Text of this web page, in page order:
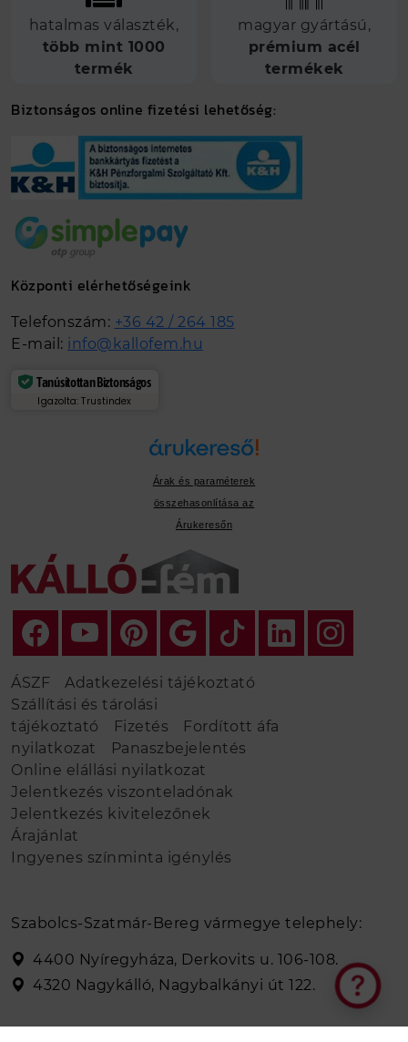
hatalmas választék,
több mint 1000
termék
magyar gyártású,
prémium acél
termékek
Biztonságos online fizetési lehetőség:
Központi elérhetőségeink
Telefonszám: +36 42 / 264 185
E-mail: info@kallofem.hu
Tanúsítottan Biztonságos
Igazolta: Trustindex
Árak és paraméterek
összehasonlítása az
Árukeresőn
ÁSZF
Adatkezelési tájékoztató
Szállítási és tárolási
tájékoztató
Fizetés
Fordított áfa
nyilatkozat
Panaszbejelentés
Online elállási nyilatkozat
Jelentkezés viszonteladónak
Jelentkezés kivitelezőnek
Árajánlat
Ingyenes színminta igénylés
Szabolcs-Szatmár-Bereg vármegye telephely:
4400 Nyíregyháza, Derkovits u. 106-108.
4320 Nagykálló, Nagybalkányi út 122.